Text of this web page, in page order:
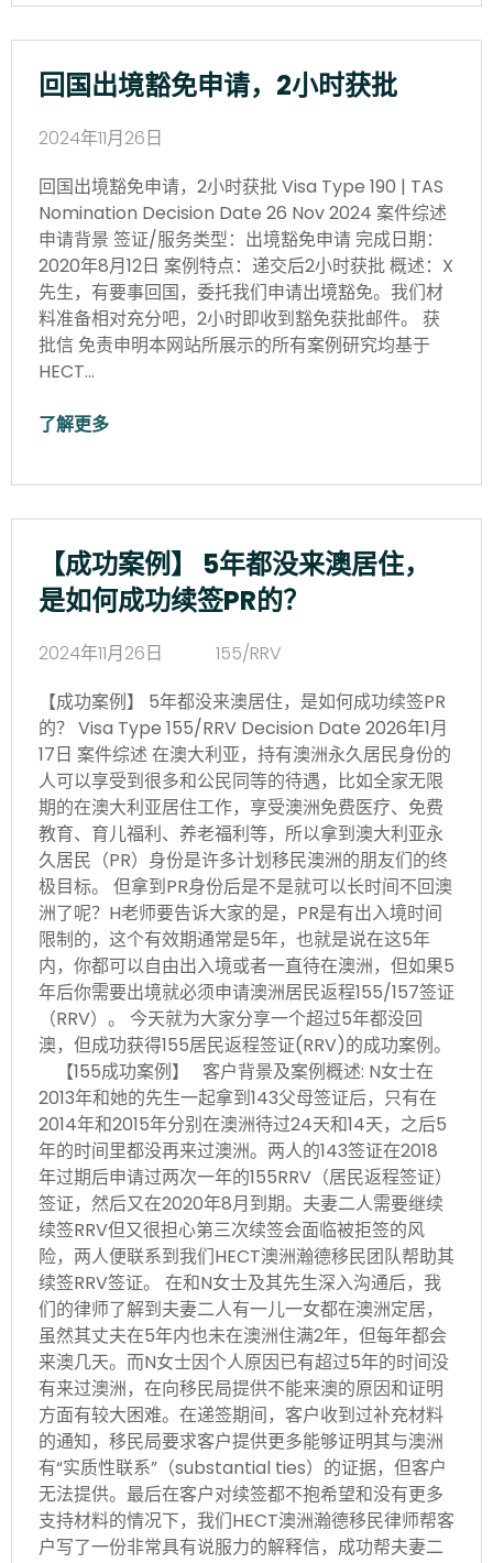
回国出境豁免申请，2小时获批
2024年11月26日
回国出境豁免申请，2小时获批 Visa Type 190 | TAS
Nomination Decision Date 26 Nov 2024 案件综述
申请背景 签证/服务类型：出境豁免申请 完成日期：
2020年8月12日 案例特点：递交后2小时获批 概述：X
先生，有要事回国，委托我们申请出境豁免。我们材
料准备相对充分吧，2小时即收到豁免获批邮件。 获
批信 免责申明本网站所展示的所有案例研究均基于
HECT…
了解更多
【成功案例】 5年都没来澳居住，
是如何成功续签PR的？
2024年11月26日
155/RRV
【成功案例】 5年都没来澳居住，是如何成功续签PR
的？ Visa Type 155/RRV Decision Date 2026年1月
17日 案件综述 在澳大利亚，持有澳洲永久居民身份的
人可以享受到很多和公民同等的待遇，比如全家无限
期的在澳大利亚居住工作，享受澳洲免费医疗、免费
教育、育儿福利、养老福利等，所以拿到澳大利亚永
久居民（PR）身份是许多计划移民澳洲的朋友们的终
极目标。 但拿到PR身份后是不是就可以长时间不回澳
洲了呢？H老师要告诉大家的是，PR是有出入境时间
限制的，这个有效期通常是5年，也就是说在这5年
内，你都可以自由出入境或者一直待在澳洲，但如果5
年后你需要出境就必须申请澳洲居民返程155/157签证
（RRV）。 今天就为大家分享一个超过5年都没回
澳，但成功获得155居民返程签证(RRV)的成功案例。
【155成功案例】 客户背景及案例概述: N女士在
2013年和她的先生一起拿到143父母签证后，只有在
2014年和2015年分别在澳洲待过24天和14天，之后5
年的时间里都没再来过澳洲。两人的143签证在2018
年过期后申请过两次一年的155RRV（居民返程签证）
签证，然后又在2020年8月到期。夫妻二人需要继续
续签RRV但又很担心第三次续签会面临被拒签的风
险，两人便联系到我们HECT澳洲瀚德移民团队帮助其
续签RRV签证。 在和N女士及其先生深入沟通后，我
们的律师了解到夫妻二人有一儿一女都在澳洲定居，
虽然其丈夫在5年内也未在澳洲住满2年，但每年都会
来澳几天。而N女士因个人原因已有超过5年的时间没
有来过澳洲，在向移民局提供不能来澳的原因和证明
方面有较大困难。在递签期间，客户收到过补充材料
的通知，移民局要求客户提供更多能够证明其与澳洲
有“实质性联系”（substantial ties）的证据，但客户
无法提供。最后在客户对续签都不抱希望和没有更多
支持材料的情况下，我们HECT澳洲瀚德移民律师帮客
户写了一份非常具有说服力的解释信，成功帮夫妻二